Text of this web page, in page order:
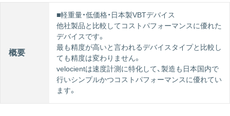
概要
■軽重量・低価格・日本製VBTデバイス
他社製品と比較してコストパフォーマンスに優れた
デバイスです。
最も精度が高いと言われるデバイスタイプと比較し
ても精度は変わりません。
velocientは速度計測に特化して、製造も日本国内で
行いシンプルかつコストパフォーマンスに優れてい
ます。